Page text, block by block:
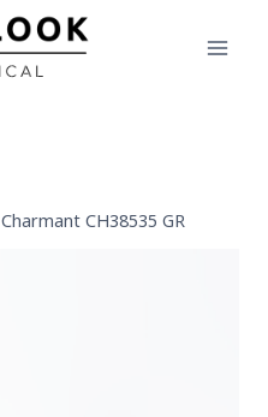
Charmant CH38535 GR